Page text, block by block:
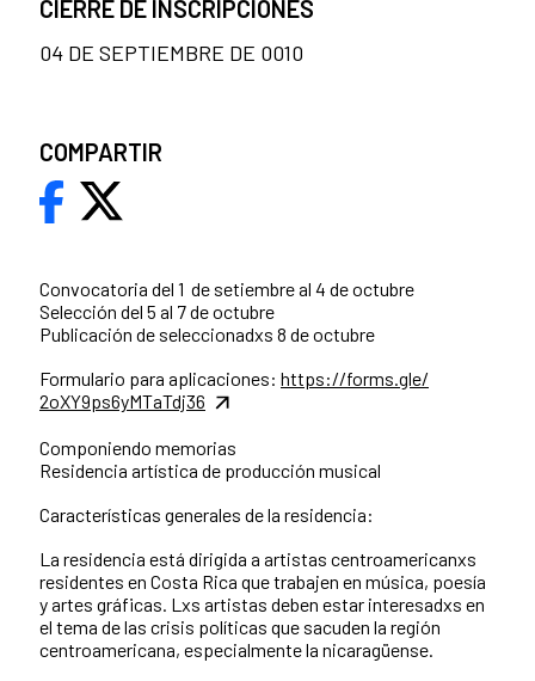
Convocatoria del 1 de setiembre al 4 de octubre
Selección del 5 al 7 de octubre
Publicación de seleccionadxs 8 de octubre
Formulario para aplicaciones: https://forms.gle/
2oXY9ps6yMTaTdj36
Componiendo memorias
Residencia artística de producción musical
Características generales de la residencia:
La residencia está dirigida a artistas centroamericanxs
residentes en Costa Rica que trabajen en música, poesía
y artes gráficas. Lxs artistas deben estar interesadxs en
el tema de las crisis políticas que sacuden la región
centroamericana, especialmente la nicaragüense.
CIERRE DE INSCRIPCIONES
04 DE SEPTIEMBRE DE 0010
COMPARTIR